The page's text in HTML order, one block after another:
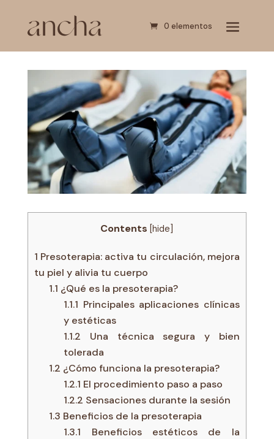
0 elementos
Contents [hide
1 Presoterapia: activa tu circulación, mejora
tu piel y alivia tu cuerpo
1.1 ¿Qué es la presoterapia?
1.1.1 Principales aplicaciones clínicas
y estéticas
1.1.2 Una técnica segura y bien
tolerada
1.2 ¿Cómo funciona la presoterapia?
1.2.1 El procedimiento paso a paso
1.2.2 Sensaciones durante la sesión
1.3 Beneficios de la presoterapia
1.3.1 Beneficios estéticos de la